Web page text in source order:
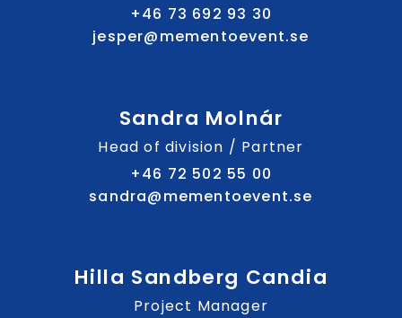
+46 73 692 93 30
jesper@mementoevent.se
Sandra Molnár
Head of division / Partner
+46 72 502 55 00
sandra@mementoevent.se
Hilla Sandberg Candia
Project Manager